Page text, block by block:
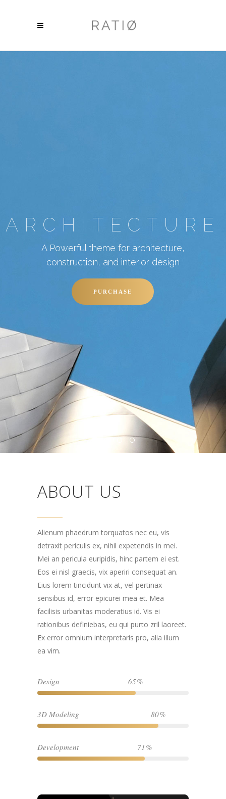
A Powerful theme for architecture,
PURCHASE
ABOUT US
Alienum phaedrum torquatos nec eu, vis
detraxit periculis ex, nihil expetendis in mei.
Mei an pericula euripidis, hinc partem ei est.
Eos ei nisl graecis, vix aperiri consequat an.
Eius lorem tincidunt vix at, vel pertinax
sensibus id, error epicurei mea et. Mea
facilisis urbanitas moderatius id. Vis ei
rationibus definiebas, eu qui purto zril laoreet.
Ex error omnium interpretaris pro, alia illum
ea vim.
Design 65
3D Modeling 80
Development 71